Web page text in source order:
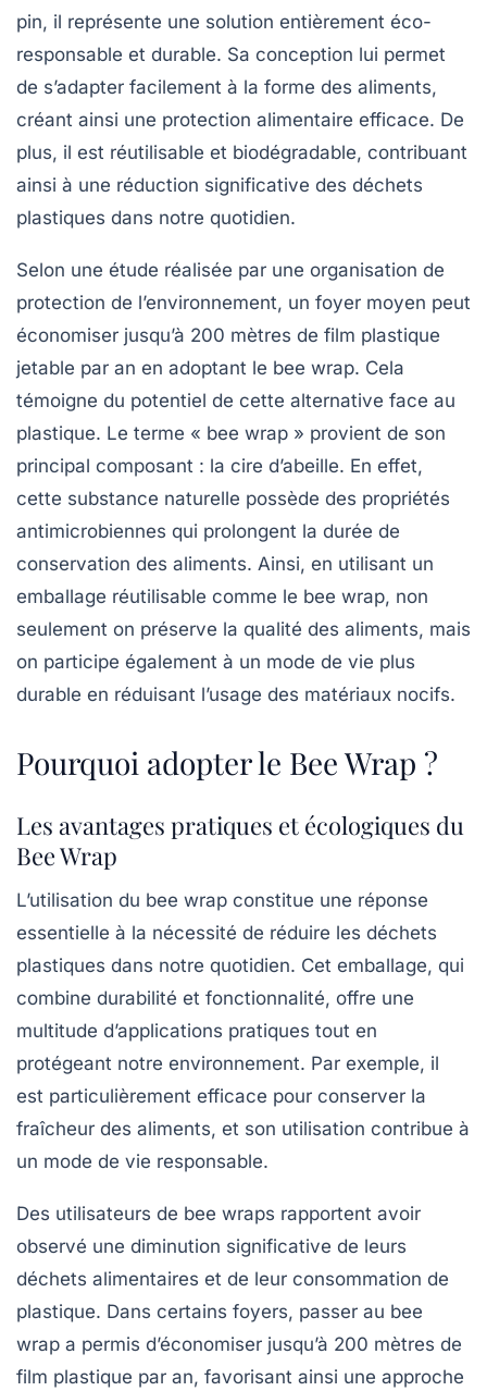
pin, il représente une solution entièrement éco-
responsable et durable. Sa conception lui permet
de s’adapter facilement à la forme des aliments,
créant ainsi une protection alimentaire efficace. De
plus, il est réutilisable et biodégradable, contribuant
ainsi à une réduction significative des déchets
plastiques dans notre quotidien.
Selon une étude réalisée par une organisation de
protection de l’environnement, un foyer moyen peut
économiser jusqu’à 200 mètres de film plastique
jetable par an en adoptant le bee wrap. Cela
témoigne du potentiel de cette alternative face au
plastique. Le terme « bee wrap » provient de son
principal composant : la cire d’abeille. En effet,
cette substance naturelle possède des propriétés
antimicrobiennes qui prolongent la durée de
conservation des aliments. Ainsi, en utilisant un
emballage réutilisable comme le bee wrap, non
seulement on préserve la qualité des aliments, mais
on participe également à un mode de vie plus
durable en réduisant l’usage des matériaux nocifs.
Pourquoi adopter le Bee Wrap ?
Les avantages pratiques et écologiques du
Bee Wrap
L’utilisation du bee wrap constitue une réponse
essentielle à la nécessité de réduire les déchets
plastiques dans notre quotidien. Cet emballage, qui
combine durabilité et fonctionnalité, offre une
multitude d’applications pratiques tout en
protégeant notre environnement. Par exemple, il
est particulièrement efficace pour conserver la
fraîcheur des aliments, et son utilisation contribue à
un mode de vie responsable.
Des utilisateurs de bee wraps rapportent avoir
observé une diminution significative de leurs
déchets alimentaires et de leur consommation de
plastique. Dans certains foyers, passer au bee
wrap a permis d’économiser jusqu’à 200 mètres de
film plastique par an, favorisant ainsi une approche